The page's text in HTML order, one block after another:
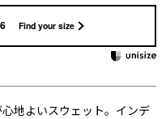
Find your size
地よいスウェット。インデ